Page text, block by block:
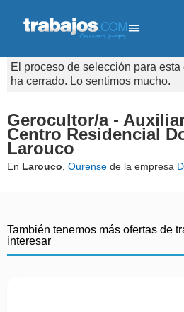
El proceso de selección para
ha cerrado. Lo sentimos mucho.
Gerocultor/a -
Centro Residencial
Larouco
En Larouco Ourense de la empresa
También tenemos más ofertas de
interesar